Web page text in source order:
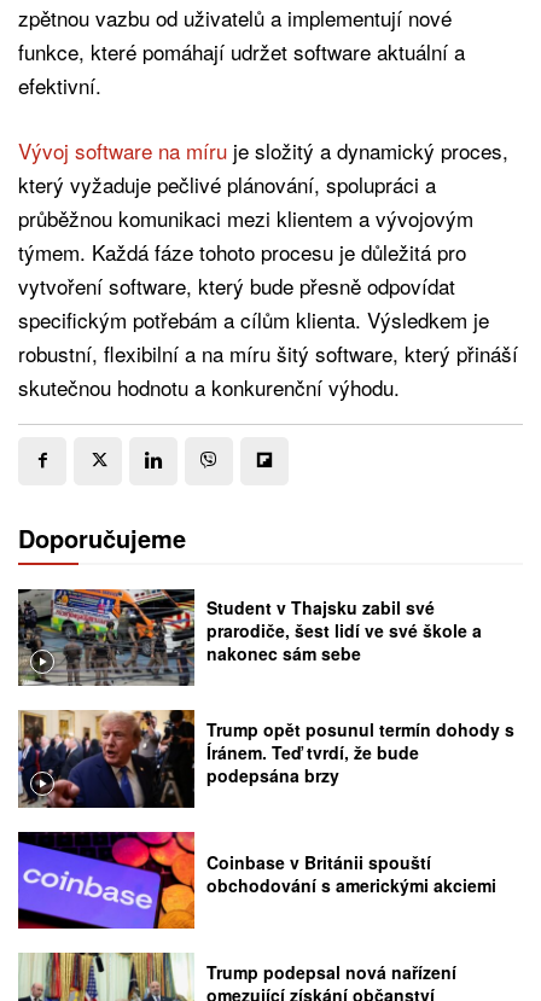
zpětnou vazbu od uživatelů a implementují nové
funkce, které pomáhají udržet software aktuální a
efektivní.
Vývoj software na míru je složitý a dynamický proces,
který vyžaduje pečlivé plánování, spolupráci a
průběžnou komunikaci mezi klientem a vývojovým
týmem. Každá fáze tohoto procesu je důležitá pro
vytvoření software, který bude přesně odpovídat
specifickým potřebám a cílům klienta. Výsledkem je
robustní, flexibilní a na míru šitý software, který přináší
skutečnou hodnotu a konkurenční výhodu.
Doporučujeme
Student v Thajsku zabil své
prarodiče, šest lidí ve své škole a
nakonec sám sebe
Trump opět posunul termín dohody s
Íránem. Teď tvrdí, že bude
podepsána brzy
Coinbase v Británii spouští
obchodování s americkými akciemi
Trump podepsal nová nařízení
omezující získání občanství